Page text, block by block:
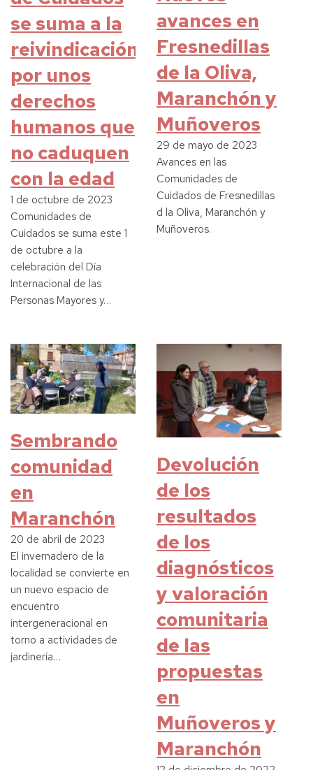
se suma a la
reivindicación
por unos
derechos
humanos que
no caduquen
con la edad
1 de octubre de 2023
Comunidades de
Cuidados se suma este 1
de octubre a la
celebración del Día
Internacional de las
Personas Mayores y…
avances en
Fresnedillas
de la Oliva,
Maranchón y
Muñoveros
29 de mayo de 2023
Avances en las
Comunidades de
Cuidados de Fresnedillas
d la Oliva, Maranchón y
Muñoveros.
Sembrando
comunidad
en
Maranchón
20 de abril de 2023
El invernadero de la
localidad se convierte en
un nuevo espacio de
encuentro
intergeneracional en
torno a actividades de
jardinería…
Devolución
de los
resultados
de los
diagnósticos
y valoración
comunitaria
de las
propuestas
en
Muñoveros y
Maranchón